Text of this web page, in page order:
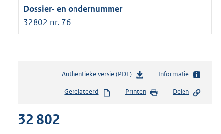
32802 nr. 76
Authentieke versie (PDF)b
s
Informatie
Gerelateerd Printen Delen
32 802